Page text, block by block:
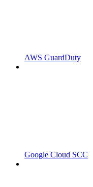
AWS GuardDuty
Google Cloud SCC